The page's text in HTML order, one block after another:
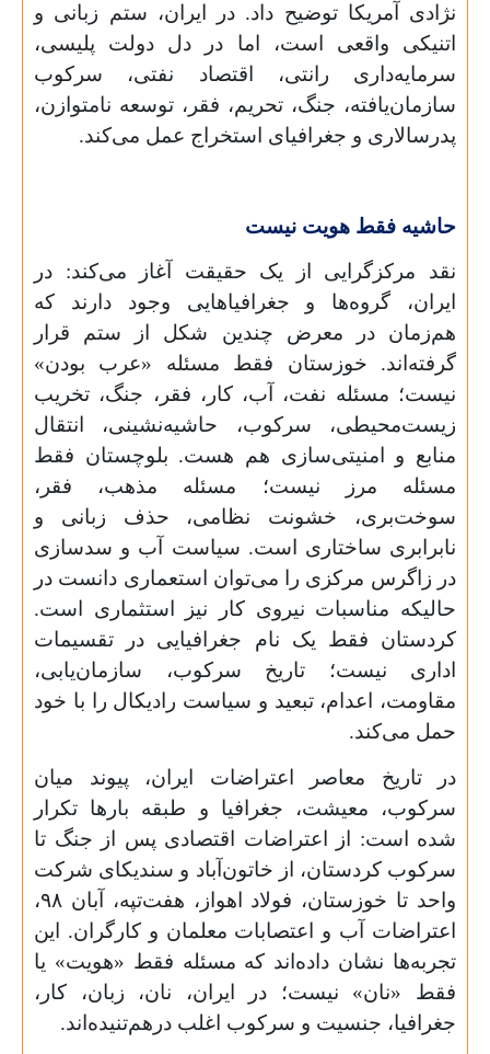
نژادی آمریکا توضیح داد. در ایران، ستم زبانی و
اتنیکی واقعی است، اما در دل دولت پلیسی،
سرمایه‌داری رانتی، اقتصاد نفتی، سرکوب
سازمان‌یافته، جنگ، تحریم، فقر، توسعه نامتوازن،
پدرسالاری و جغرافیای استخراج عمل می‌کند.
حاشیه فقط هویت نیست
نقد مرکزگرایی از یک حقیقت آغاز می‌کند: در
ایران، گروه‌ها و جغرافیاهایی وجود دارند که
هم‌زمان در معرض چندین شکل از ستم قرار
گرفته‌اند. خوزستان فقط مسئله «عرب بودن»
نیست؛ مسئله نفت، آب، کار، فقر، جنگ، تخریب
زیست‌محیطی، سرکوب، حاشیه‌نشینی، انتقال
منابع و امنیتی‌سازی هم هست. بلوچستان فقط
مسئله مرز نیست؛ مسئله مذهب، فقر،
سوخت‌بری، خشونت نظامی، حذف زبانی و
نابرابری ساختاری است. سیاست آب و سدسازی
در زاگرس مرکزی را می‌توان استعماری دانست در
حالیکه مناسبات نیروی کار نیز استثماری است.
کردستان فقط یک نام جغرافیایی در تقسیمات
اداری نیست؛ تاریخ سرکوب، سازمان‌یابی،
مقاومت، اعدام، تبعید و سیاست رادیکال را با خود
حمل می‌کند.
در تاریخ معاصر اعتراضات ایران، پیوند میان
سرکوب، معیشت، جغرافیا و طبقه بارها تکرار
شده است: از اعتراضات اقتصادی پس از جنگ تا
سرکوب کردستان، از خاتون‌آباد و سندیکای شرکت
واحد تا خوزستان، فولاد اهواز، هفت‌تپه، آبان ۹۸،
اعتراضات آب و اعتصابات معلمان و کارگران. این
تجربه‌ها نشان داده‌اند که مسئله فقط «هویت» یا
فقط «نان» نیست؛ در ایران، نان، زبان، کار،
جغرافیا، جنسیت و سرکوب اغلب درهم‌تنیده‌اند.